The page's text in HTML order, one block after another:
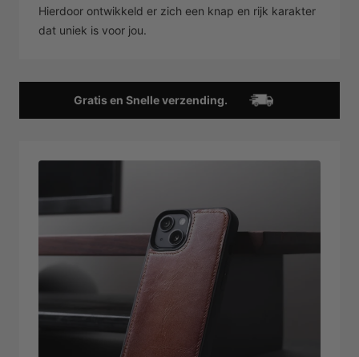
Hierdoor ontwikkeld er zich een knap en rijk karakter
dat uniek is voor jou.
Gratis en Snelle verzending.